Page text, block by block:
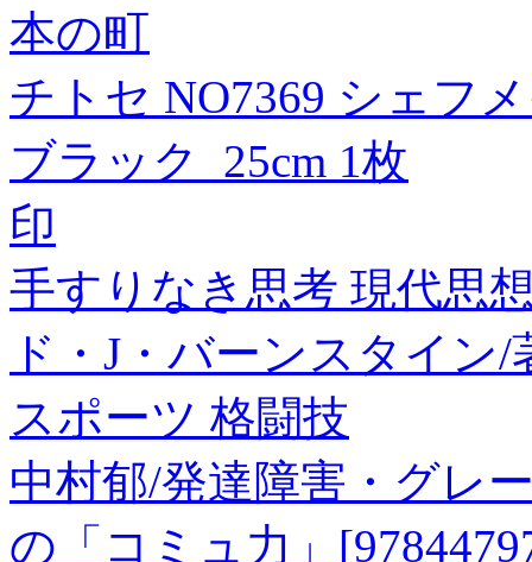
本の町
チトセ NO7369 シェフ
ブラック_25cm 1枚
印
手すりなき思考 現代思
ド・J・バーンスタイン
スポーツ 格闘技
中村郁/発達障害・グレ
の「コミュ力」